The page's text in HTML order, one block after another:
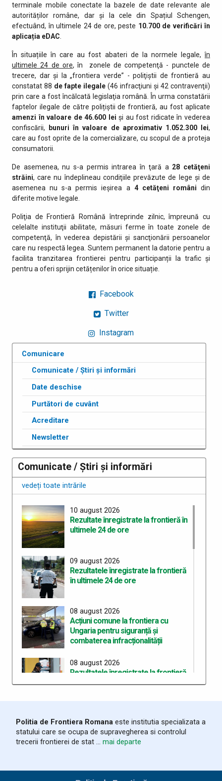
terminale mobile conectate la bazele de date relevante ale
autorităților române, dar și la cele din Spațiul Schengen,
efectuând, în ultimele 24 de ore, peste 10.700 de verificări în
aplicația eDAC
În situațiile în care au fost abateri de la normele legale,în
ultimele 24 de ore, în zonele de competenţă - punctele de
trecere, dar şi la „frontiera verde” - poliţiştii de frontieră au
constatat 88 de fapte ilegale (46 infracţiuni şi 42 contravenţii)
prin care a fost încălcată legislaţia română. În urma constatării
faptelor ilegale de către polițiștii de frontieră, au fost aplicate
amenzi în valoare de 46.600 lei și au fost ridicate în vederea
confiscării,
bunuri în valoare de aproximativ 1.052.300 lei,
care au fost oprite de la comercializare, cu scopul de a proteja
consumatorii.
De asemenea, nu s-a permis intrarea în ţară a 28 cetăţeni
străini, care nu îndeplineau condiţiile prevăzute de lege şi de
asemenea nu s-a permis ieşirea a 4 cetăţeni români din
diferite motive legale.
Poliţia de Frontieră Română întreprinde zilnic, împreună cu
celelalte instituţii abilitate, măsuri ferme în toate zonele de
competenţă, în vederea depistării şi sancţionării persoanelor
care nu respectă legea. Suntem permanent la datorie pentru a
facilita tranzitarea frontierei pentru participanții la trafic și
pentru a oferi sprijin cetățenilor în orice situație.
Facebook
Twitter
Instagram
Comunicare
Comunicate / Știri și informări
Date deschise
Purtători de cuvânt
Acreditare
Newsletter
Comunicate / Știri și informări
vedeți toate intrările
10 august 2026
Rezultate înregistrate la frontieră în
ultimele 24 de ore
09 august 2026
Rezultatele înregistrate la frontieră
în ultimele 24 de ore
08 august 2026
Acțiuni comune la frontiera cu
Ungaria pentru siguranță și
combaterea infracționalității
08 august 2026
Rezultatele înregistrate la frontieră
în ultimele 24 de ore
Rezultate înregistrate la frontieră în
ultimele 24 de ore
Trei cetățeni chinezi depistați la PTF
Politia de Frontiera Romana este institutia specializata a
statului care se ocupa de supravegherea si controlul
trecerii frontierei de stat ... mai departe